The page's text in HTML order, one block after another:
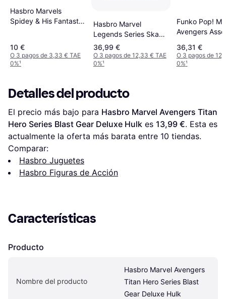
Hasbro Marvels
Spidey & His Fantastic
10 €
O 3 pagos de 3,33 € TAE
0%¹
Hasbro Marvel
Legends Series Skaar
Son of Hulk
36,99 €
O 3 pagos de 12,33 € TAE
0%¹
Funko Pop!
Avengers
36,31 €
O 3 pagos de
0%¹
Detalles del producto
El precio más bajo para Hasbro Marvel Avengers Titan
Hero Series Blast Gear Deluxe Hulk es 13,99 €. Esta es
actualmente la oferta más barata entre 10 tiendas.
Comparar:
Hasbro Juguetes
Hasbro Figuras de Acción
Características
Producto
Nombre del producto
Hasbro Marvel Avengers
Titan Hero Series Blast
Gear Deluxe Hulk